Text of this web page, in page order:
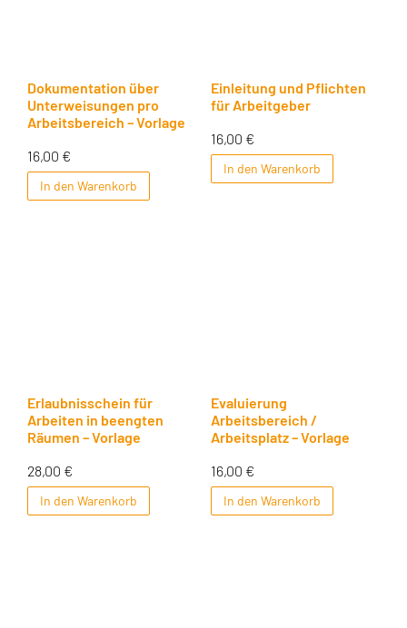
Dokumentation über
Unterweisungen pro
Arbeitsbereich – Vorlage
16,00 €
In den Warenkorb
Einleitung und Pflichten
für Arbeitgeber
16,00 €
In den Warenkorb
Erlaubnisschein für
Arbeiten in beengten
Räumen – Vorlage
28,00 €
In den Warenkorb
Evaluierung
Arbeitsbereich /
Arbeitsplatz – Vorlage
16,00 €
In den Warenkorb